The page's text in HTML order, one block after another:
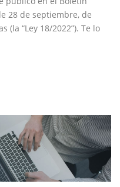
28 de septiembre, de
(la “Ley 18/2022”). Te lo